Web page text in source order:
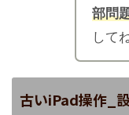
部問
して
古いiPad操作_